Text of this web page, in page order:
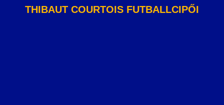
THIBAUT COURTOIS FUTBALLCIPŐI